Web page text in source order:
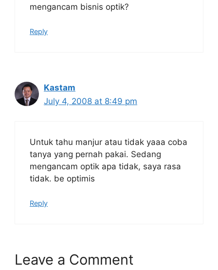
mengancam bisnis optik?
Reply
Kastam
July 4, 2008 at 8:49 pm
Untuk tahu manjur atau tidak yaaa coba
tanya yang pernah pakai. Sedang
mengancam optik apa tidak, saya rasa
tidak. be optimis
Reply
Leave a Comment